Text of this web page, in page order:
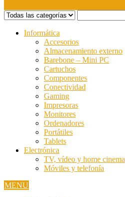
Informática
Accesorios
Almacenamiento externo
Barebone – Mini PC
Cartuchos
Componentes
Conectividad
Gaming
Impresoras
Monitores
Ordenadores
Portátiles
Tablets
Electrónica
TV, vídeo y home cinema
Móviles y telefonía
MENU